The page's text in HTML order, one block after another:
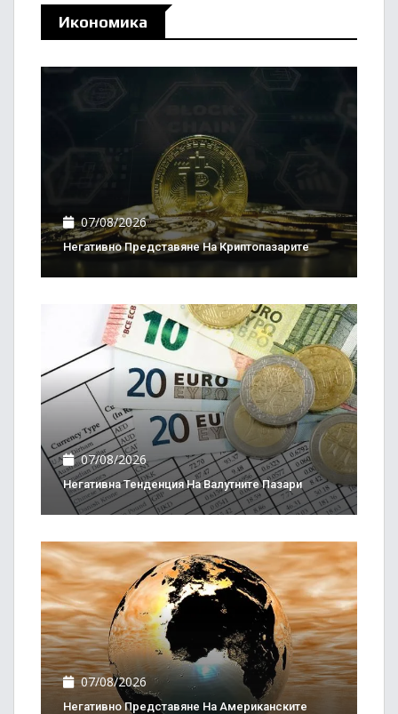
Икономика
07/08/2026
Негативно Представяне На Криптопазарите
07/08/2026
Негативна Тенденция На Валутните Пазари
07/08/2026
Негативно Представяне На Американските